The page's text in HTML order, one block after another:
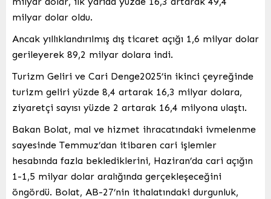
milyar dolar oldu.
Ancak yıllıklandırılmış dış ticaret açığı 1,6 milyar dolar
gerileyerek 89,2 milyar dolara indi.
Turizm Geliri ve Cari Denge2025’in ikinci çeyreğinde
turizm geliri yüzde 8,4 artarak 16,3 milyar dolara,
ziyaretçi sayısı yüzde 2 artarak 16,4 milyona ulaştı.
Bakan Bolat, mal ve hizmet ihracatındaki ivmelenme
sayesinde Temmuz’dan itibaren cari işlemler
hesabında fazla beklediklerini, Haziran’da cari açığın
1-1,5 milyar dolar aralığında gerçekleşeceğini
öngördü. Bolat, AB-27’nin ithalatındaki durgunluk,